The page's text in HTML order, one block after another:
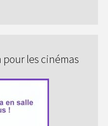
les cinémas